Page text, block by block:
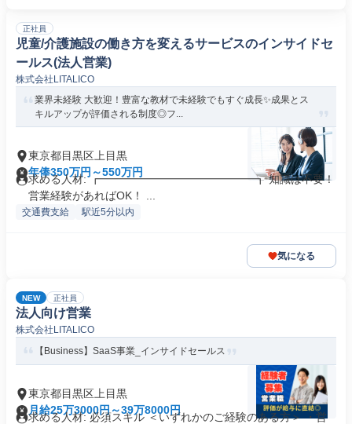
正社員
児童/介護施設の働き方を変えるサービスのインサイドセ
ールス(法人営業)
株式会社LITALICO
業界未経験 大歓迎！豊富な教材で未経験でもすぐ成長✨成果とス
キルアップが評価される制度◎フ...
東京都目黒区上目黒
年俸350万円～550万円
求める人材: ┏━━━━━━━━━━━━━━┓ 知識は不要！
営業経験があればOK！ ...
交通費支給 駅近5分以内
気になる
NEW 正社員
法人向け営業
株式会社LITALICO
【Business】SaaS事業_インサイドセールス
東京都目黒区上目黒
月給25万3000円～39万8000円
求める人材: 必須スキル ＜いずれかのご経験のある方＞ ・営